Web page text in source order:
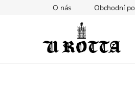
O nás Obchodní